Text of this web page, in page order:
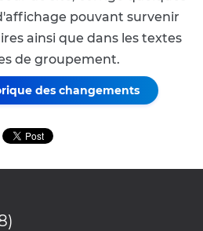
pouvant survenir
ainsi que dans les textes
de groupement.
des changements